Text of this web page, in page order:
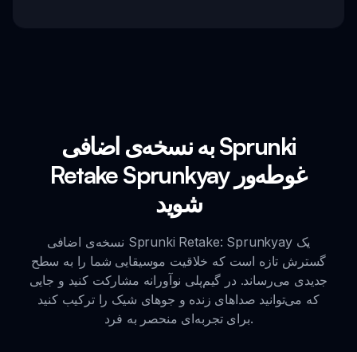
به نسخه‌ی اضافی Sprunki
Retake Sprunkyay غوطه‌ور
شوید
نسخه‌ی اضافی Sprunki Retake: Sprunkyay یک
گسترش تازه است که خلاقیت موسیقایی شما را به سطح
جدیدی می‌رساند. در گیم‌پلی نوآورانه مشارکت کنید و جایی
که می‌توانید صداهای زنده و جوهای شیک را ترکیب کنید
برای تجربه‌ای منحصر به فرد.